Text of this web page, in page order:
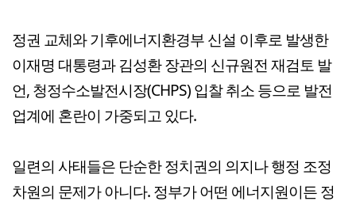
정권 교체와 기후에너지환경부 신설 이후로 발생한
이재명 대통령과 김성환 장관의 신규원전 재검토 발
언, 청정수소발전시장(CHPS) 입찰 취소 등으로 발전
업계에 혼란이 가중되고 있다.
일련의 사태들은 단순한 정치권의 의지나 행정 조정
차원의 문제가 아니다. 정부가 어떤 에너지원이든 정